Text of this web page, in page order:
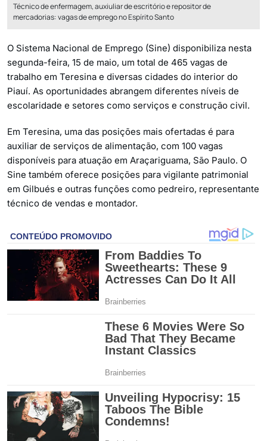
Técnico de enfermagem, auxiuliar de escritório e repositor de
mercadorias: vagas de emprego no Espírito Santo
O Sistema Nacional de Emprego (Sine) disponibiliza nesta
segunda-feira, 15 de maio, um total de 465 vagas de
trabalho em Teresina e diversas cidades do interior do
Piauí. As oportunidades abrangem diferentes níveis de
escolaridade e setores como serviços e construção civil.
Em Teresina, uma das posições mais ofertadas é para
auxiliar de serviços de alimentação, com 100 vagas
disponíveis para atuação em Araçariguama, São Paulo. O
Sine também oferece posições para vigilante patrimonial
em Gilbués e outras funções como pedreiro, representante
técnico de vendas e montador.